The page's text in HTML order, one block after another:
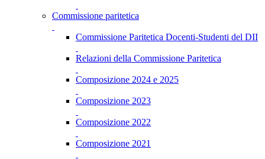
Commissione paritetica
Commissione Paritetica Docenti-Studenti del DII
Relazioni della Commissione Paritetica
Composizione 2024 e 2025
Composizione 2023
Composizione 2022
Composizione 2021